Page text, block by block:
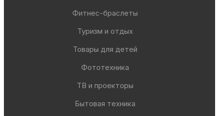
Фитнес-браслеты
Туризм и отдых
Товары для детей
Фототехника
ТВ и проекторы
Бытовая техника